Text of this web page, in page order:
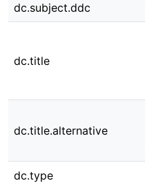
dc.subject.ddc
dc.title
dc.title.alternative
dc.type